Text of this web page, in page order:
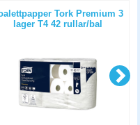
Tork Premium 3
lager T4 42 rullar/bal